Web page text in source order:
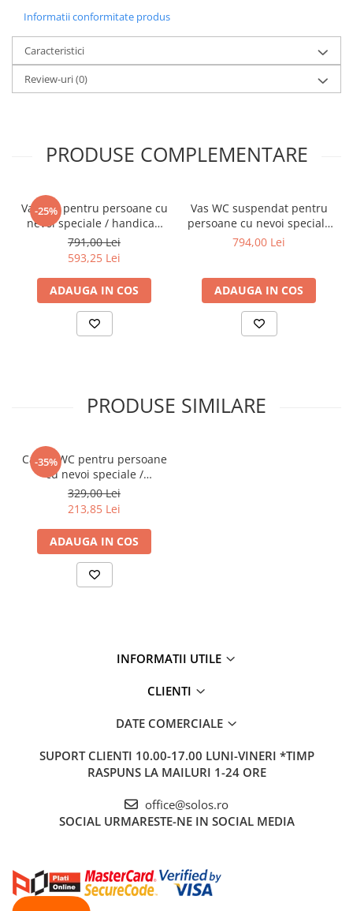
Informatii conformitate produs
Caracteristici
Review-uri(0)
PRODUSE COMPLEMENTARE
-25%
Vas WC pentru persoane cu
nevoi speciale / handicap
stativ spatele deschis,
48cm, inalt | 5814B003-
0087
791,00 Lei
593,25 Lei
ADAUGA IN COS
Vas WC suspendat pentru
persoane cu nevoi speciale
/ handicap 70cm, inalt |
794,00 Lei
ADAUGA IN COS
PRODUSE SIMILARE
-35%
Capac WC pentru persoane
cu nevoi speciale /
handicap | 115-003-006
329,00 Lei
213,85 Lei
ADAUGA IN COS
INFORMATII UTILE
CLIENTI
DATE COMERCIALE
SUPORT CLIENTI 10.00-17.00 LUNI-VINERI *TIMP
RASPUNS LA MAILURI 1-24 ORE
office@solos.ro
SOCIAL URMARESTE-NE IN SOCIAL MEDIA